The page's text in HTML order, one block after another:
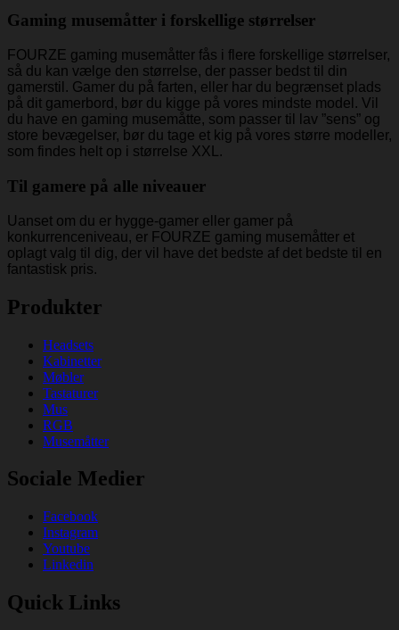
Gaming musemåtter i forskellige størrelser
FOURZE gaming musemåtter fås i flere forskellige størrelser,
så du kan vælge den størrelse, der passer bedst til din
gamerstil. Gamer du på farten, eller har du begrænset plads
på dit gamerbord, bør du kigge på vores mindste model. Vil
du have en gaming musemåtte, som passer til lav ”sens” og
store bevægelser, bør du tage et kig på vores større modeller,
som findes helt op i størrelse XXL.
Til gamere på alle niveauer
Uanset om du er hygge-gamer eller gamer på
konkurrenceniveau, er FOURZE gaming musemåtter et
oplagt valg til dig, der vil have det bedste af det bedste til en
fantastisk pris.
Produkter
Headsets
Kabinetter
Møbler
Tastaturer
Mus
RGB
Musemåtter
Sociale Medier
Facebook
Instagram
Youtube
Linkedin
Quick Links